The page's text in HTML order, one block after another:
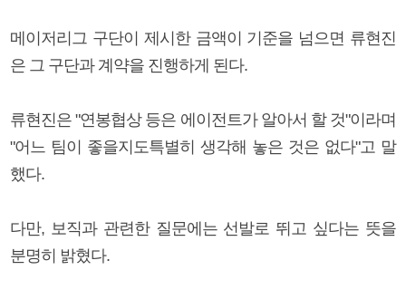
메이저리그 구단이 제시한 금액이 기준을 넘으면 류현진
은 그 구단과 계약을 진행하게 된다.
류현진은 "연봉협상 등은 에이전트가 알아서 할 것"이라며
"어느 팀이 좋을지도특별히 생각해 놓은 것은 없다"고 말
했다.
다만, 보직과 관련한 질문에는 선발로 뛰고 싶다는 뜻을
분명히 밝혔다.